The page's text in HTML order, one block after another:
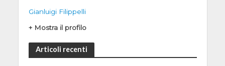
Gianluigi Filippelli
+ Mostra il profilo
Articoli recenti